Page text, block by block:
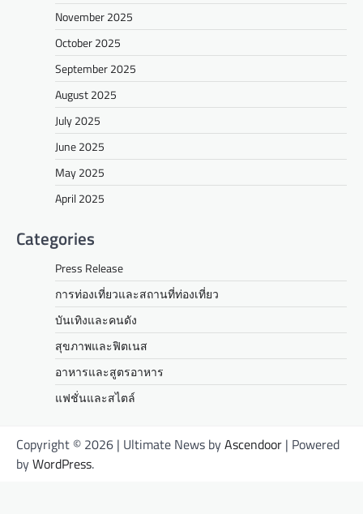
November 2025
October 2025
September 2025
August 2025
July 2025
June 2025
May 2025
April 2025
Categories
Press Release
การท่องเที่ยวและสถานที่ท่องเที่ยว
บันเทิงและคนดัง
สุขภาพและฟิตเนส
อาหารและสูตรอาหาร
แฟชั่นและสไตล์
Copyright © 2026 | Ultimate News byAscendoor | Powered
byWordPress.